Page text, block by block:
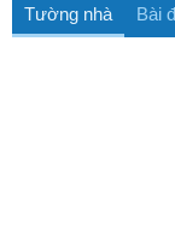
Tường nhà Bài